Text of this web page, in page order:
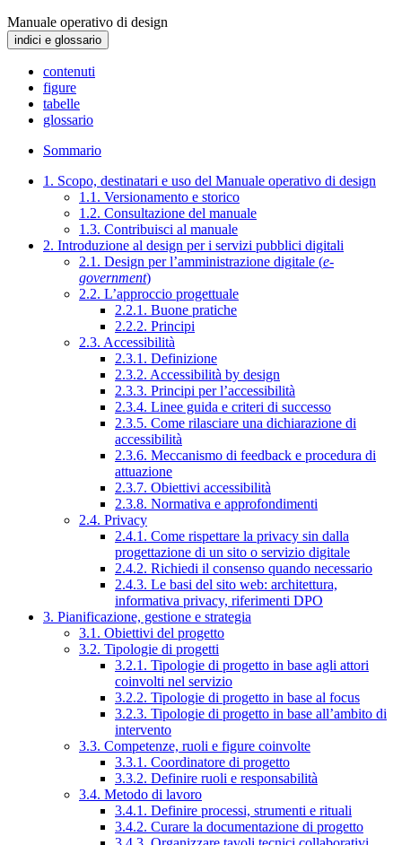
Manuale operativo di design
indici e glossario
contenuti
figure
tabelle
glossario
Sommario
1. Scopo, destinatari e uso del Manuale operativo di design
1.1. Versionamento e storico
1.2. Consultazione del manuale
1.3. Contribuisci al manuale
2. Introduzione al design per i servizi pubblici digitali
2.1. Design per l’amministrazione digitale (e-
government)
2.2. L’approccio progettuale
2.2.1. Buone pratiche
2.2.2. Principi
2.3. Accessibilità
2.3.1. Definizione
2.3.2. Accessibilità by design
2.3.3. Principi per l’accessibilità
2.3.4. Linee guida e criteri di successo
2.3.5. Come rilasciare una dichiarazione di
accessibilità
2.3.6. Meccanismo di feedback e procedura di
attuazione
2.3.7. Obiettivi accessibilità
2.3.8. Normativa e approfondimenti
2.4. Privacy
2.4.1. Come rispettare la privacy sin dalla
progettazione di un sito o servizio digitale
2.4.2. Richiedi il consenso quando necessario
2.4.3. Le basi del sito web: architettura,
informativa privacy, riferimenti DPO
3. Pianificazione, gestione e strategia
3.1. Obiettivi del progetto
3.2. Tipologie di progetti
3.2.1. Tipologie di progetto in base agli attori
coinvolti nel servizio
3.2.2. Tipologie di progetto in base al focus
3.2.3. Tipologie di progetto in base all’ambito di
intervento
3.3. Competenze, ruoli e figure coinvolte
3.3.1. Coordinatore di progetto
3.3.2. Definire ruoli e responsabilità
3.4. Metodo di lavoro
3.4.1. Definire processi, strumenti e rituali
3.4.2. Curare la documentazione di progetto